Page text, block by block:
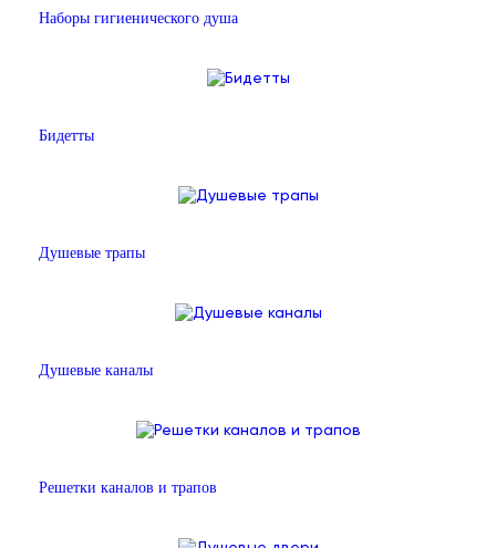
Наборы гигиенического душа
Бидетты
Душевые трапы
Душевые каналы
Решетки каналов и трапов